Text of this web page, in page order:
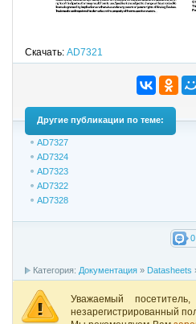
Скачать: AD7321
Другие публикации по теме:
AD7327
AD7324
AD7323
AD7322
AD7328
0
Категория: Документация » Datasheets
Уважаемый
незарегистрированный